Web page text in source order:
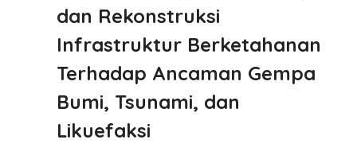
dan Rekonstruksi
Infrastruktur Berketahanan
Terhadap Ancaman Gempa
Bumi, Tsunami, dan
Likuefaksi